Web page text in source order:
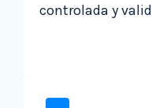
controlada y